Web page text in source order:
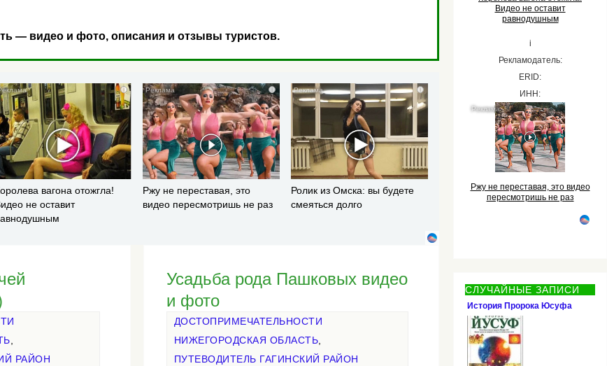
— видео и фото, описания и отзывы туристов.
i
вагона отожгла!
не оставит
i
Ржу не переставая, это
видео пересмотришь не раз
i
Ролик из Омска: вы будете
смеяться долго
,
РАЙОН
Усадьба рода Пашковых видео
и фото
ДОСТОПРИМЕЧАТЕЛЬНОСТИ
НИЖЕГОРОДСКАЯ ОБЛАСТЬ,
ПУТЕВОДИТЕЛЬ ГАГИНСКИЙ РАЙОН
Видео не оставит
равнодушным
i
Рекламодатель:
ERID:
ИНН:
Ржу не переставая, это видео
пересмотришь не раз
СЛУЧАЙНЫЕ ЗАПИСИ
История Пророка Юсуфа